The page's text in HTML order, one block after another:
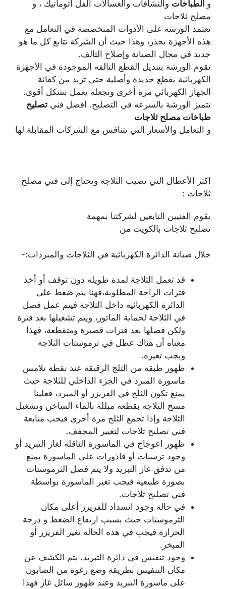
و الطباخات والنشافات والغسالات الفل اتوماتيك ، و
مصلح ثلاجات
تعتمد الورشة على الأدوات المتخصصة في التعامل مع
هذه الأجهزة بحذر، وهذا حيث أن الشركة تتابع كل ما هو
جديد في مجال الصيانة وإصلاح التالف.
تقوم الورشة بتبديل القطع التالفة الموجودة في الأجهزة
الكهربائية بقطع جديدة وأصلية حتى تزيد من كفائة
الجهاز الكهربائي مرة أخرى وتجعله يعمل بشكل أقوى.
تتميز الورشة بالسرعة في التصليح. افضل فني تصليح
طباخات مصلح ثلاجات
و التعامل والأسعار التي تتنافس مع الشركات المقابلة لها
اكثر الأعطال التي تصيب الثلاجة وتحتاج إلى فني مصلح
ثلاجات :
يقوم الفنيين التابعين لشركتنا بمهمة
تصليح ثلاجات بالكويت من
خلال صيانة الدائرة الكهربائية في الثلاجات والمبردات:-
قد تعمل الثلاجة لمدة طويلة دون توقف أو أخذ
فترات الراحة المطلوبة،فهنا يتم ضغط على
الدائرة الكهربائية داخل الثلاجة فيتم عمل فصل
في الثلاجة لحماية الماتور، ويتم تشغيلها بعد فترة
ولكن فصلها بعد فترات قصيرة ومتقطعة، فهذا
معناه أن هناك عطل في ثرموستات الثلاجة
ويجب تغيره.
ظهور طبقة من الثلج الرقيقة عند نقطة تلامس
ماسورة المبرد في الجزء الداخلي للثلاجة حيث
يمنع تكون الثلج في الفريزر أو المبرد، فعلينا
مسح الثلاجة بقطعة مبللة بالماء الساخن وتشغيل
الثلاجة وإذا تجمع الثلج مرة أخرى فيجب متابعة
فني تصليح ثلاجات لتغيير المجفف.
ظهور اعوجاج في الماسورة الناقلة لغاز التبريد أو
وجود ترسبات أو قاذورات على الماسورة يمنع
من تدفق غاز التبريد ولا يتم فصل الثرموستات
بصورة طبيعية فيجب تغير الماسورة بواسطة
فني تصليح ثلاجات.
في حالة وجود انسداد للفريزر أعلى مكان
الثرموستات حيث يسبب ارتفاع الضغط و درجة
الحرارة فيجب في هذه الحالة تغير الفريزر أو
المبخر.
وجود تنفيس في دائرة التبريد، يتم الكشف عن
مكان التنفيس بطريقة وضع رغوة من الصابون
على ماسورة التبريد وعند ظهور سائل غاز فهذا